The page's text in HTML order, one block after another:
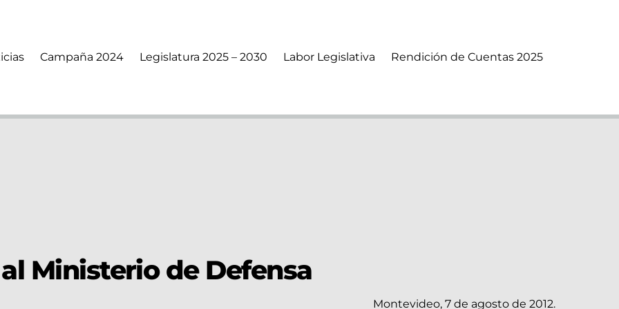
Campaña 2024 Legislatura 2025 – 2030 Labor Legislativa Rendición de Cuentas 2025
Ministerio de Defensa
Montevideo, 7 de agosto de 2012.